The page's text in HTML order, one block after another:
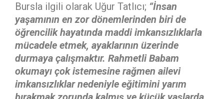
Bursla ilgili olarak Uğur Tatlıcı; “İnsan
yaşamının en zor dönemlerinden biri de
öğrencilik hayatında maddi imkansızlıklarla
mücadele etmek, ayaklarının üzerinde
durmaya çalışmaktır. Rahmetli Babam
okumayı çok istemesine rağmen ailevi
imkansızlıklar nedeniyle eğitimini yarım